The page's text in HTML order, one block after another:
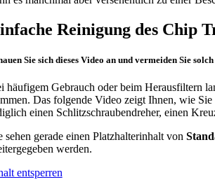
Reinigung des Chip
Sie sich dieses Video an und vermeiden Sie
häufigem Gebrauch oder beim Herausfiltern
Das folgende Video zeigt Ihnen, wie
einen Schlitzschraubendreher, einen
sehen gerade einen Platzhalterinhalt von
werden.
entsperren